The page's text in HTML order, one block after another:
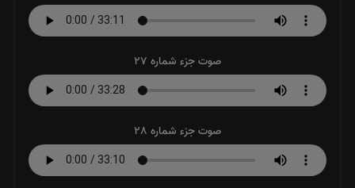
صوت جزء شماره 27
صوت جزء شماره 28